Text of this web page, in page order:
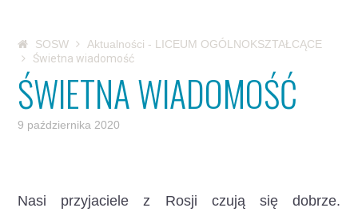
SOSW
Aktualności - LICEUM OGÓLNOKSZTAŁCĄCE
Świetna wiadomość
ŚWIETNA WIADOMOŚĆ
9 października 2020
Nasi przyjaciele z Rosji czują się dobrze.